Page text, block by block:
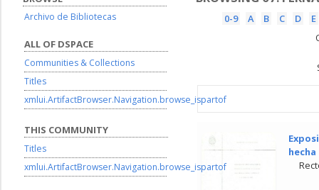
0-9 A B C D
E
Archivo de Bibliotecas
ALL OF DSPACE
Communities & Collections
Titles
xmlui.ArtifactBrowser.Navigation.browse_ispartof
THIS COMMUNITY
Titles
xmlui.ArtifactBrowser.Navigation.browse_ispartof